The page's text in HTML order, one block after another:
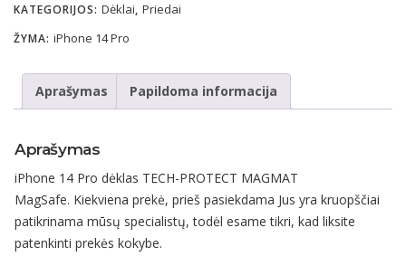
KATEGORIJOS: Dėklai, Priedai
ŽYMA: iPhone 14 Pro
Aprašymas Papildoma informacija
Aprašymas
iPhone 14 Pro dėklas TECH-PROTECT MAGMAT
MagSafe. Kiekviena prekė, prieš pasiekdama Jus yra kruopščiai
patikrinama mūsų specialistų, todėl esame tikri, kad liksite
patenkinti prekės kokybe.